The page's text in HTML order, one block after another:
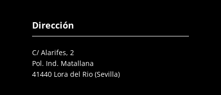
Dirección
C/ Alarifes, 2
Pol. Ind. Matallana
41440 Lora del Rio (Sevilla)